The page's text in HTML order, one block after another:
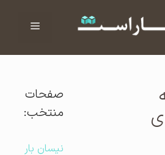
فهرست
صفحات
منتخب:
نیسان بار